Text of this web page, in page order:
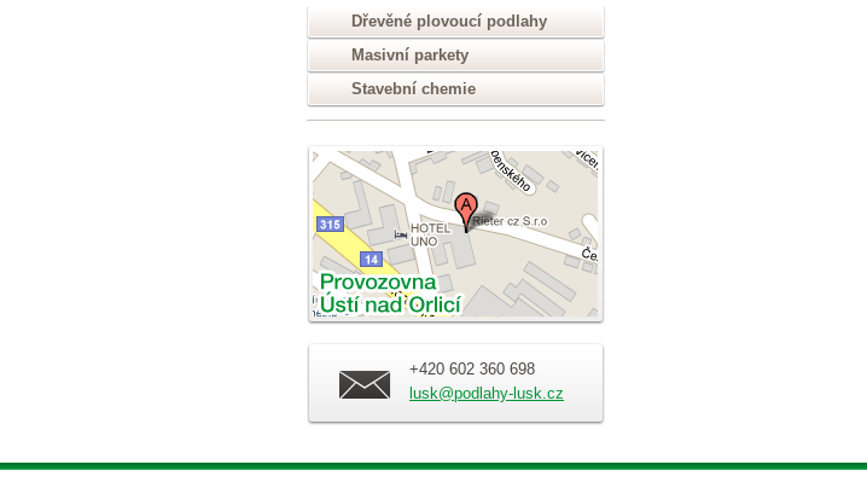
Dřevěné plovoucí podlahy
Masivní parkety
Stavební chemie
+420 602 360 698
lusk@podlahy-lusk.cz